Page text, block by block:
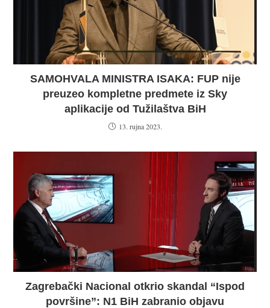
SAMOHVALA MINISTRA ISAKA: FUP nije
preuzeo kompletne predmete iz Sky
aplikacije od Tužilaštva BiH
13. rujna 2023.
Zagrebački Nacional otkrio skandal “Ispod
površine”: N1 BiH zabranio objavu